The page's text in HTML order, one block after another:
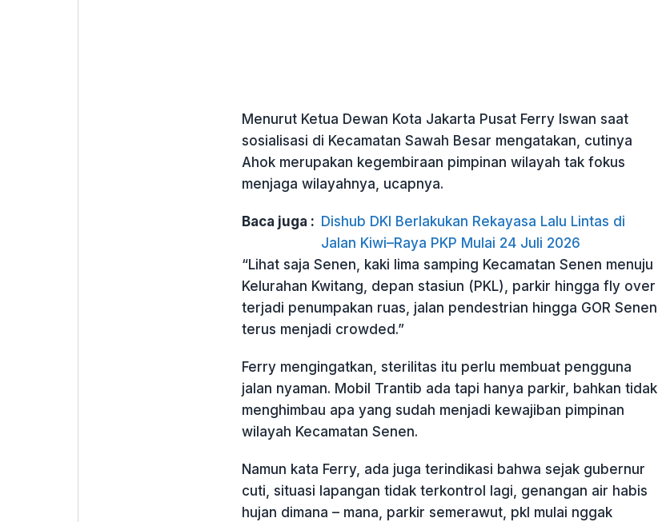
Menurut Ketua Dewan Kota Jakarta Pusat Ferry Iswan saat
sosialisasi di Kecamatan Sawah Besar mengatakan, cutinya
Ahok merupakan kegembiraan pimpinan wilayah tak fokus
menjaga wilayahnya, ucapnya.
Baca juga : Dishub DKI Berlakukan Rekayasa Lalu Lintas di
Jalan Kiwi–Raya PKP Mulai 24 Juli 2026
“Lihat saja Senen, kaki lima samping Kecamatan Senen menuju
Kelurahan Kwitang, depan stasiun (PKL), parkir hingga fly over
terjadi penumpakan ruas, jalan pendestrian hingga GOR Senen
terus menjadi crowded.”
Ferry mengingatkan, sterilitas itu perlu membuat pengguna
jalan nyaman. Mobil Trantib ada tapi hanya parkir, bahkan tidak
menghimbau apa yang sudah menjadi kewajiban pimpinan
wilayah Kecamatan Senen.
Namun kata Ferry, ada juga terindikasi bahwa sejak gubernur
cuti, situasi lapangan tidak terkontrol lagi, genangan air habis
hujan dimana – mana, parkir semerawut, pkl mulai nggak